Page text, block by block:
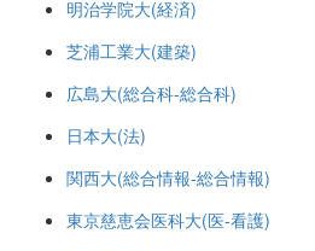
明治学院大(経済)
芝浦工業大(建築)
広島大(総合科-総合科)
日本大(法)
関西大(総合情報-総合情報)
東京慈恵会医科大(医-看護)